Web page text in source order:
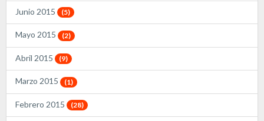
Junio 2015 (5)
Mayo 2015 (2)
Abril 2015 (9)
Marzo 2015 (1)
Febrero 2015 (28)